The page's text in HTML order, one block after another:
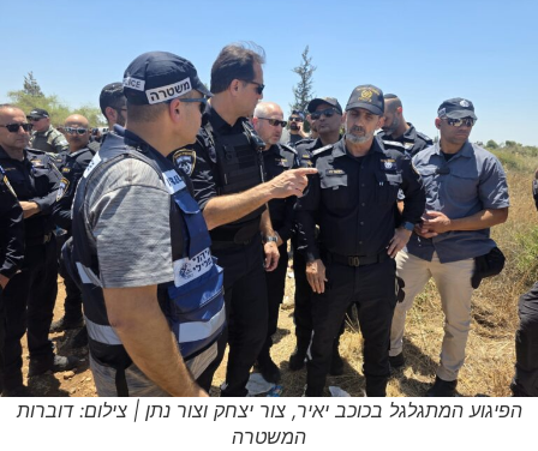
הפיגוע המתגלגל בכוכב יאיר, צור יצחק וצור נתן | צילום: דוברות
המשטרה